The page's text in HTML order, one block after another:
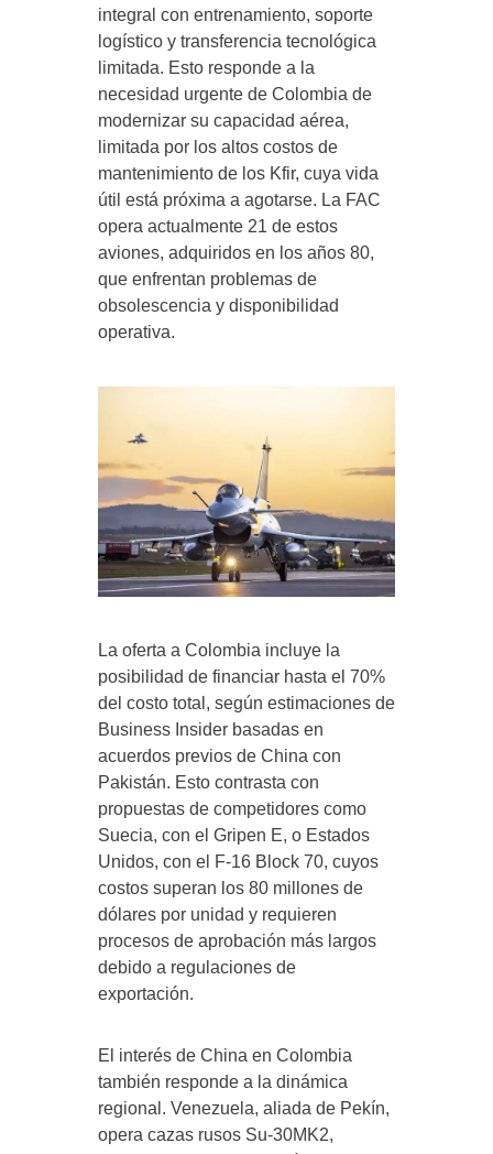
integral con entrenamiento, soporte
logístico y transferencia tecnológica
limitada. Esto responde a la
necesidad urgente de Colombia de
modernizar su capacidad aérea,
limitada por los altos costos de
mantenimiento de los Kfir, cuya vida
útil está próxima a agotarse. La FAC
opera actualmente 21 de estos
aviones, adquiridos en los años 80,
que enfrentan problemas de
obsolescencia y disponibilidad
operativa.
La oferta a Colombia incluye la
posibilidad de financiar hasta el 70%
del costo total, según estimaciones de
Business Insider basadas en
acuerdos previos de China con
Pakistán. Esto contrasta con
propuestas de competidores como
Suecia, con el Gripen E, o Estados
Unidos, con el F-16 Block 70, cuyos
costos superan los 80 millones de
dólares por unidad y requieren
procesos de aprobación más largos
debido a regulaciones de
exportación.
El interés de China en Colombia
también responde a la dinámica
regional. Venezuela, aliada de Pekín,
opera cazas rusos Su-30MK2,